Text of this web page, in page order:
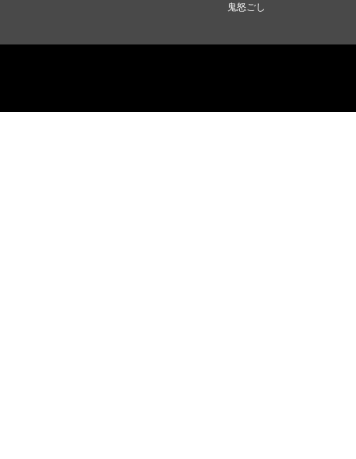
鬼怒ごし